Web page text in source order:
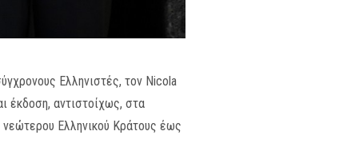
Ελληνιστές, τον Nicola
έκδοση, αντιστοίχως, στα
Ελληνικού Κράτους έως